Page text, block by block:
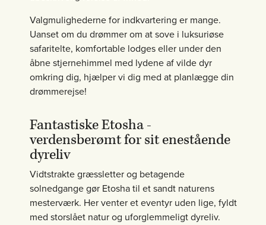
Valgmulighederne for indkvartering er mange.
Uanset om du drømmer om at sove i luksuriøse
safaritelte, komfortable lodges eller under den
åbne stjernehimmel med lydene af vilde dyr
omkring dig, hjælper vi dig med at planlægge din
drømmerejse!
Fantastiske Etosha -
verdensberømt for sit enestående
dyreliv
Vidtstrakte græssletter og betagende
solnedgange gør Etosha til et sandt naturens
mesterværk. Her venter et eventyr uden lige, fyldt
med storslået natur og uforglemmeligt dyreliv.